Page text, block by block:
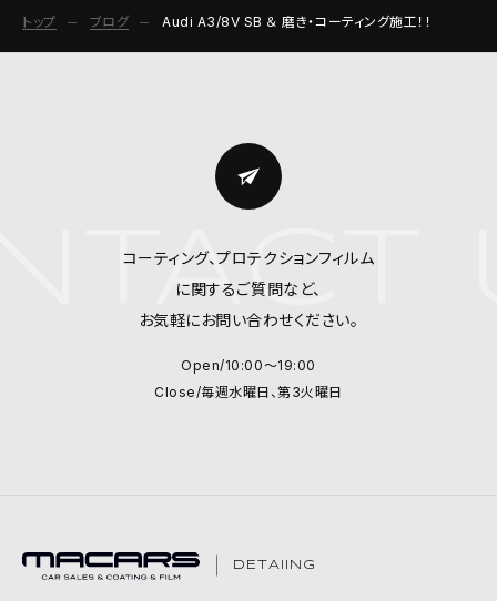
トップ ブログ Audi A3/8V SB ＆ 磨き・コーティング施工！！
コーティング、プロテクションフィルム
に関するご質問など、
お気軽にお問い合わせください。
Open/10:00～19:00
Close/毎週水曜日、第3火曜日
DETAIING